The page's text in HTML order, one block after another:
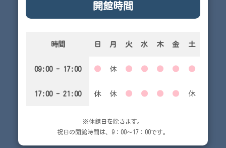
開館時間
時間 日 月 火 水 木 金 土
09:00 - 17:00 ● 休 ● ● ● ● ●
17:00 - 21:00 休 休 ● ● ● ● 休
※休館日を除きます。
祝日の開館時間は、9：00～17：00です。